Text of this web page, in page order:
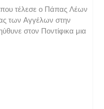
που τέλεσε ο Πάπας Λέων
των Αγγέλων στην
στον Ποντίφικα μια